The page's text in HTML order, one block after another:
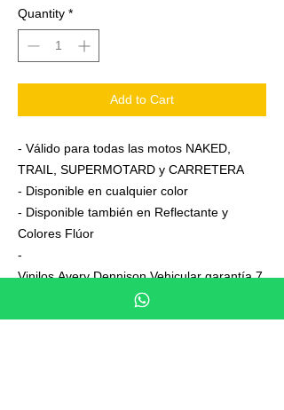
Quantity *
Add to Cart
- Válido para todas las motos NAKED,
TRAIL, SUPERMOTARD y CARRETERA
- Disponible en cualquier color
- Disponible también en Reflectante y
Colores Flúor
-
Vinilos Avery Dennison Vehicular garantía 7
- Junto a su pedido se adjuntan unas